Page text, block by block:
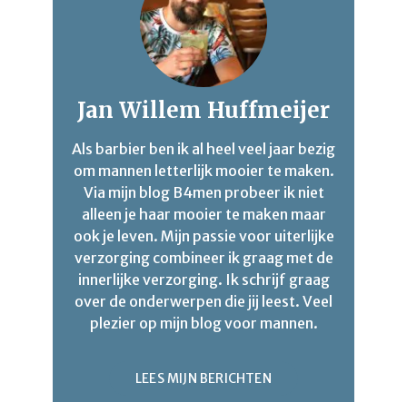
Jan Willem Huffmeijer
Als barbier ben ik al heel veel jaar bezig
om mannen letterlijk mooier te maken.
Via mijn blog B4men probeer ik niet
alleen je haar mooier te maken maar
ook je leven. Mijn passie voor uiterlijke
verzorging combineer ik graag met de
innerlijke verzorging. Ik schrijf graag
over de onderwerpen die jij leest. Veel
plezier op mijn blog voor mannen.
LEES MIJN BERICHTEN